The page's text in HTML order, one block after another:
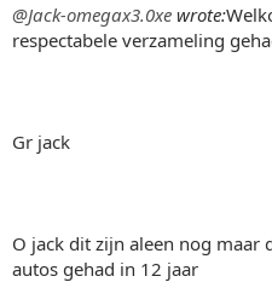
@Jack-omegax3.0xe wrote:
respectabele verzameling
Gr jack
O jack dit zijn aleen nog maar
autos gehad in 12 jaar